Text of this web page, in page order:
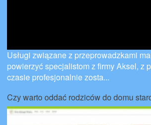
Usługi związane z przeprowadzkami
powierzyć specjalistom z firmy Aksel, z
czasie profesjonalnie zosta...
Czy warto oddać rodziców do domu